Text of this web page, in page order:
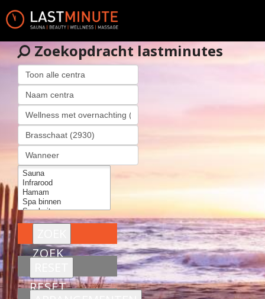
Zoekopdracht lastminutes
ZOEK
RESET